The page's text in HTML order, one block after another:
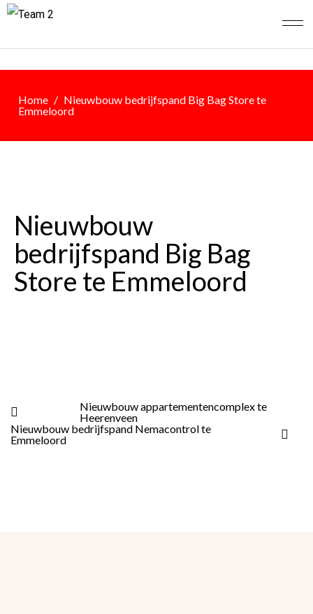
Home / Nieuwbouw bedrijfspand Big Bag Store te
Emmeloord
Nieuwbouw
bedrijfspand Big Bag
Store te Emmeloord
Nieuwbouw appartementencomplex te
Heerenveen
Nieuwbouw bedrijfspand Nemacontrol te
Emmeloord